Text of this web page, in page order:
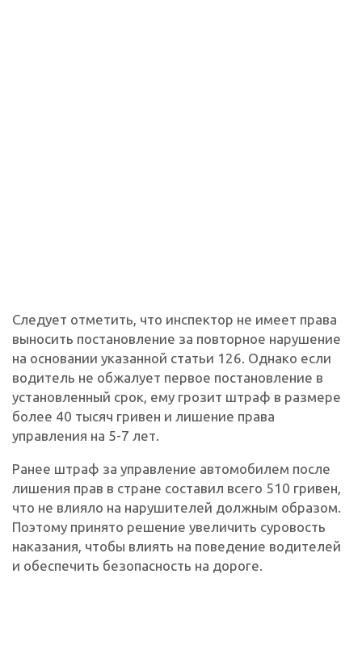
Следует отметить, что инспектор не имеет права
выносить постановление за повторное нарушение
на основании указанной статьи 126. Однако если
водитель не обжалует первое постановление в
установленный срок, ему грозит штраф в размере
более 40 тысяч гривен и лишение права
управления на 5-7 лет.
Ранее штраф за управление автомобилем после
лишения прав в стране составил всего 510 гривен,
что не влияло на нарушителей должным образом.
Поэтому принято решение увеличить суровость
наказания, чтобы влиять на поведение водителей
и обеспечить безопасность на дороге.